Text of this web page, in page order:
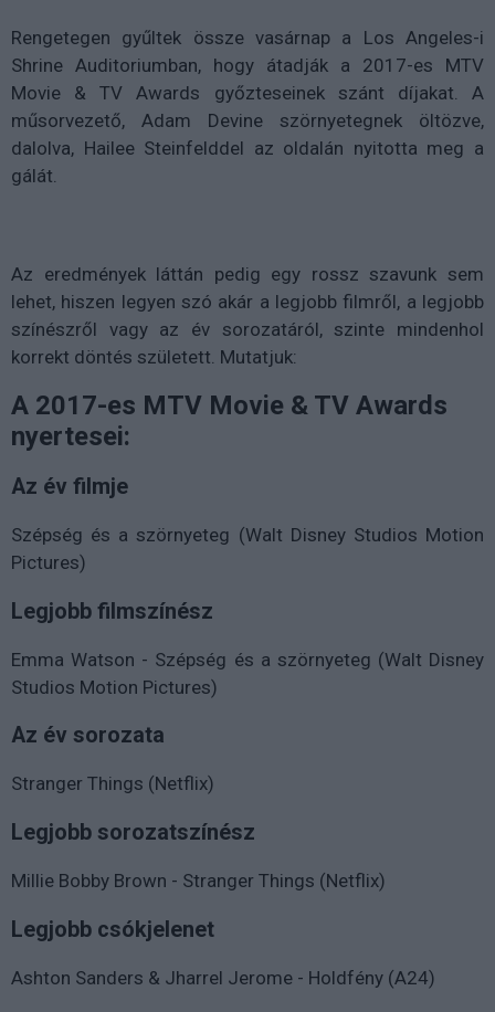
Rengetegen gyűltek össze vasárnap a Los Angeles-i
Shrine Auditoriumban, hogy átadják a 2017-es MTV
Movie & TV Awards győzteseinek szánt díjakat. A
műsorvezető, Adam Devine szörnyetegnek öltözve,
dalolva, Hailee Steinfelddel az oldalán nyitotta meg a
gálát.
Az eredmények láttán pedig egy rossz szavunk sem
lehet, hiszen legyen szó akár a legjobb filmről, a legjobb
színészről vagy az év sorozatáról, szinte mindenhol
korrekt döntés született. Mutatjuk:
A 2017-es MTV Movie & TV Awards
nyertesei:
Az év filmje
Szépség és a szörnyeteg (Walt Disney Studios Motion
Pictures)
Legjobb filmszínész
Emma Watson - Szépség és a szörnyeteg (Walt Disney
Studios Motion Pictures)
Az év sorozata
Stranger Things (Netflix)
Legjobb sorozatszínész
Millie Bobby Brown - Stranger Things (Netflix)
Legjobb csókjelenet
Ashton Sanders & Jharrel Jerome - Holdfény (A24)